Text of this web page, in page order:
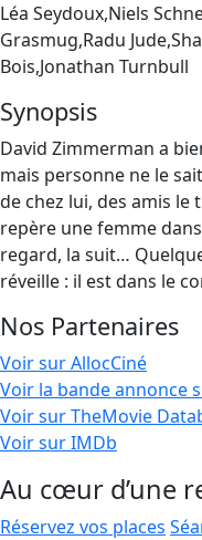
Léa Seydoux,Niels
Grasmug,Radu
Bois,Jonathan Turnbull
Synopsis
David Zimmerman a
mais personne ne le
de chez lui, des amis le
repère une femme
regard, la suit…
réveille : il est dans le
Nos Partenaires
Voir sur AllocCiné
Voir la bande annonce
Voir sur TheMovie
Voir sur IMDb
Au cœur d’une
Réservez vos places